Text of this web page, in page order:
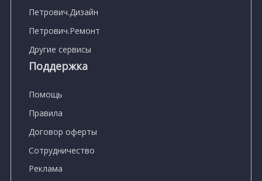
Петрович.Дизайн
Петрович.Ремонт
Другие сервисы
Поддержка
Помощь
Правила
Договор оферты
Сотрудничество
Реклама